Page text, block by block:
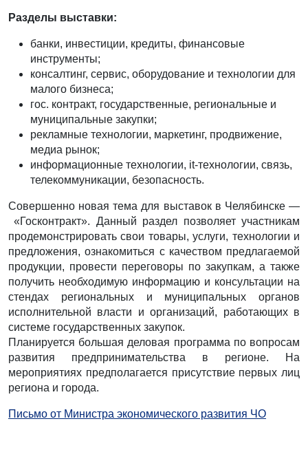
Разделы выставки:
банки, инвестиции, кредиты, финансовые
инструменты;
консалтинг, сервис, оборудование и технологии для
малого бизнеса;
гос. контракт, государственные, региональные и
муниципальные закупки;
рекламные технологии, маркетинг, продвижение,
медиа рынок;
информационные технологии, it-технологии, связь,
телекоммуникации, безопасность.
Совершенно новая тема для выставок в Челябинске —
«Госконтракт». Данный раздел позволяет участникам
продемонстрировать свои товары, услуги, технологии и
предложения, ознакомиться с качеством предлагаемой
продукции, провести переговоры по закупкам, а также
получить необходимую информацию и консультации на
стендах региональных и муниципальных органов
исполнительной власти и организаций, работающих в
системе государственных закупок.
Планируется большая деловая программа по вопросам
развития предпринимательства в регионе. На
мероприятиях предполагается присутствие первых лиц
региона и города.
Письмо от Министра экономического развития ЧО